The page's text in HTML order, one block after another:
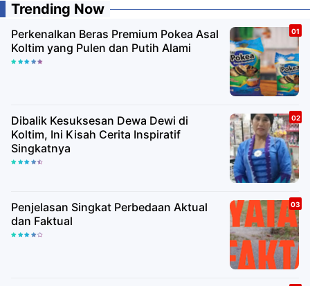
Trending Now
Perkenalkan Beras Premium Pokea Asal
Koltim yang Pulen dan Putih Alami
Dibalik Kesuksesan Dewa Dewi di
Koltim, Ini Kisah Cerita Inspiratif
Singkatnya
Penjelasan Singkat Perbedaan Aktual
dan Faktual